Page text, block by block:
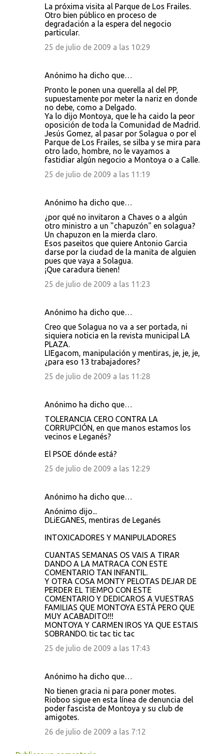
La próxima visita al Parque de Los Frailes.
Otro bien público en proceso de
degradación a la espera del negocio
particular.
25 de julio de 2009 a las 10:29
Anónimo ha dicho que…
Pronto le ponen una querella al del PP,
supuestamente por meter la nariz en donde
no debe, como a Delgado.
Ya lo dijo Montoya, que le ha caido la peor
oposición de toda la Comunidad de Madrid.
Jesús Gomez, al pasar por Solagua o por el
Parque de Los Frailes, se silba y se mira para
otro lado, hombre, no le vayamos a
fastidiar algún negocio a Montoya o a Calle.
25 de julio de 2009 a las 11:19
Anónimo ha dicho que…
¿por qué no invitaron a Chaves o a algún
otro ministro a un "chapuzón" en solagua?
Un chapuzon en la mierda claro.
Esos paseitos que quiere Antonio Garcia
darse por la ciudad de la manita de alguien
pues que vaya a Solagua.
¡Que caradura tienen!
25 de julio de 2009 a las 11:23
Anónimo ha dicho que…
Creo que Solagua no va a ser portada, ni
siquiera noticia en la revista municipal LA
PLAZA.
LIEgacom, manipulación y mentiras, je, je, je,
¿para eso 13 trabajadores?
25 de julio de 2009 a las 11:28
Anónimo ha dicho que…
TOLERANCIA CERO CONTRA LA
CORRUPCIÓN, en que manos estamos los
vecinos e Leganés?
El PSOE dónde está?
25 de julio de 2009 a las 12:29
Anónimo ha dicho que…
Anónimo dijo...
DLiEGANES, mentiras de Leganés
INTOXICADORES Y MANIPULADORES
CUANTAS SEMANAS OS VAIS A TIRAR
DANDO A LA MATRACA CON ESTE
COMENTARIO TAN INFANTIL.
Y OTRA COSA MONTY PELOTAS DEJAR DE
PERDER EL TIEMPO CON ESTE
COMENTARIO Y DEDICAROS A VUESTRAS
FAMILIAS QUE MONTOYA ESTÁ PERO QUE
MUY ACABADITO!!!
MONTOYA Y CARMEN IROS YA QUE ESTAIS
SOBRANDO. tic tac tic tac
25 de julio de 2009 a las 17:43
Anónimo ha dicho que…
No tienen gracia ni para poner motes.
Rioboo sigue en esta línea de denuncia del
poder fascista de Montoya y su club de
amigotes.
26 de julio de 2009 a las 7:12